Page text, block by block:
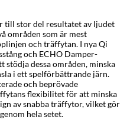
till stor del resultatet av ljudet
områden som är mest
och träffytan. I nya Qi
och ECHO Damper-
dessa områden, minska
i ett spelförbättrande järn.
och beprövade
flexibilitet för att minska
av snabba träffytor, vilket gör
hela setet.